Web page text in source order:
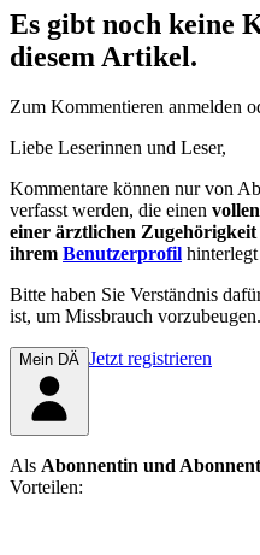
Es gibt noch keine
diesem Artikel.
Zum Kommentieren anmelden
Liebe Leserinnen und Leser,
Kommentare können nur von
verfasst werden, die einen
einer ärztlichen
ihrem Benutzerprofil hinterlegt
Bitte haben Sie Verständnis
ist, um Missbrauch vorzubeugen.
Mein DÄ Jetzt registrieren
Als Abonnentin und Abonnent
Vorteilen: